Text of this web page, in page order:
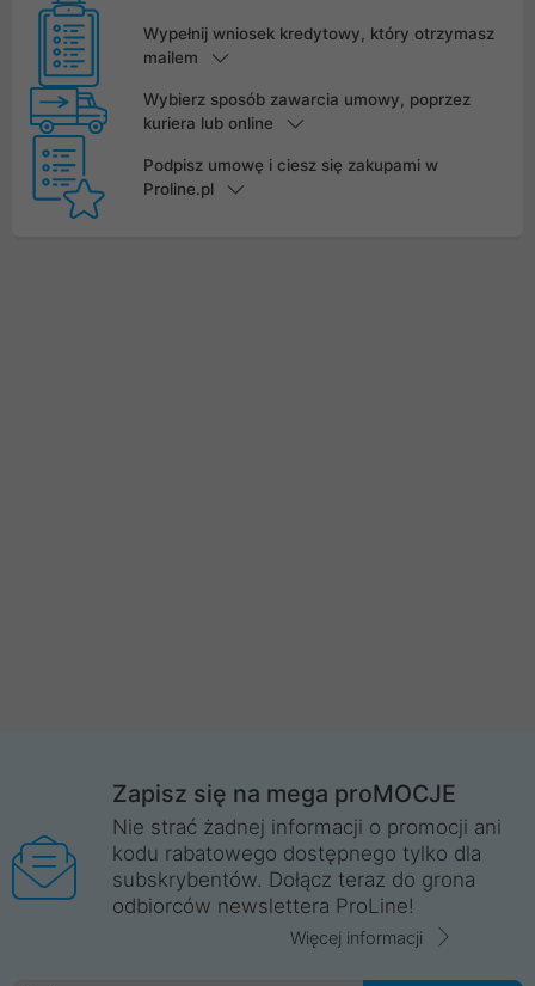
Wypełnij wniosek kredytowy, który otrzymasz
mailem
Wybierz sposób zawarcia umowy, poprzez
kuriera lub online
Podpisz umowę i ciesz się zakupami w
Proline.pl
Zapisz się na mega proMOCJE
Nie strać żadnej informacji o promocji ani
kodu rabatowego dostępnego tylko dla
subskrybentów. Dołącz teraz do grona
odbiorców newslettera ProLine!
Więcej informacji